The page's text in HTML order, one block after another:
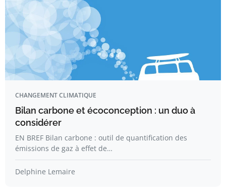
CHANGEMENT CLIMATIQUE
Bilan carbone et écoconception : un duo à
considérer
EN BREF Bilan carbone : outil de quantification des
émissions de gaz à effet de…
Delphine Lemaire